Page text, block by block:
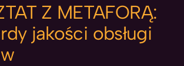
Z METAFORĄ:
jakości obsługi